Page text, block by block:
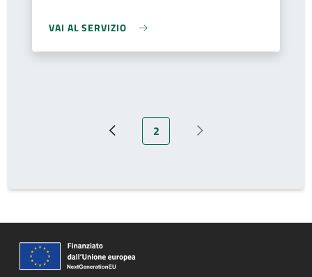
VAI AL SERVIZIO
Pagina precedente
Pagina attuale
2 Prossima pagina